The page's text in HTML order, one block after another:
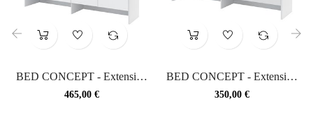
BED CONCEPT - Extension
de rangement pour lit...
Prix
465,00 €
BED CONCEPT - Extension
de rangement pour lit...
Prix
350,00 €